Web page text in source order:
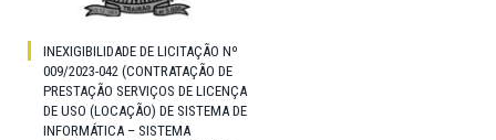
INEXIGIBILIDADE DE LICITAÇÃO Nº
009/2023-042 (CONTRATAÇÃO DE
PRESTAÇÃO SERVIÇOS DE LICENÇA
DE USO (LOCAÇÃO) DE SISTEMA DE
INFORMÁTICA – SISTEMA